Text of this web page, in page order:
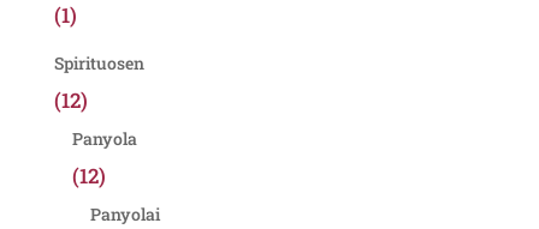
(1)
Spirituosen
(12)
Panyola
(12)
Panyolai